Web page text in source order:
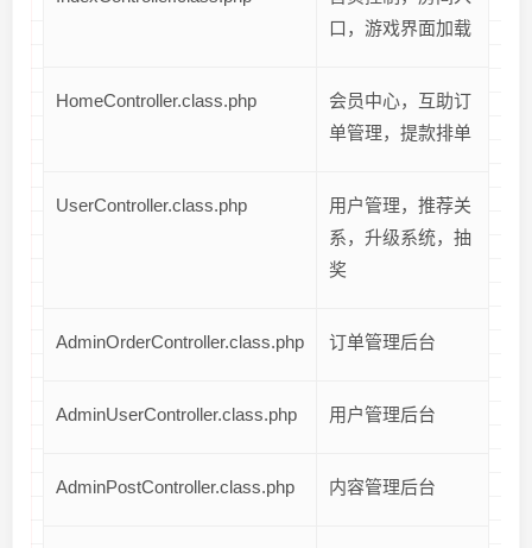
口，游戏界面加载
HomeController.class.php
会员中心，互助订
单管理，提款排单
UserController.class.php
用户管理，推荐关
系，升级系统，抽
奖
AdminOrderController.class.php 订单管理后台
AdminUserController.class.php 用户管理后台
AdminPostController.class.php 内容管理后台